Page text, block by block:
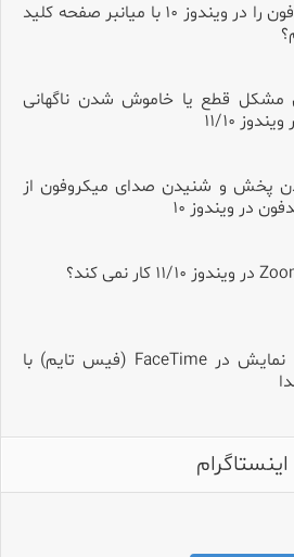
چطور میکروفون را در ویندوز ۱۰ با میانبر صفحه کلید
مشکل قطع یا خاموش شدن ناگهانی
۱۱/۱۰
پخش و شنیدن صدای میکروفون از
در ویندوز ۱۰
ضبط صفحه نمایش در FaceTime (فیس تایم) با
اینستاگرام